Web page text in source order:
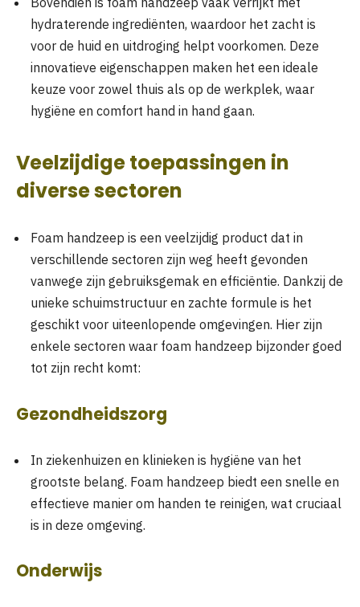
hydraterende ingrediënten, waardoor het zacht is
voor de huid en uitdroging helpt voorkomen. Deze
innovatieve eigenschappen maken het een ideale
keuze voor zowel thuis als op de werkplek, waar
hygiëne en comfort hand in hand gaan.
Veelzijdige toepassingen in
diverse sectoren
Foam handzeep is een veelzijdig product dat in
verschillende sectoren zijn weg heeft gevonden
vanwege zijn gebruiksgemak en efficiëntie. Dankzij de
unieke schuimstructuur en zachte formule is het
geschikt voor uiteenlopende omgevingen. Hier zijn
enkele sectoren waar foam handzeep bijzonder goed
tot zijn recht komt:
Gezondheidszorg
In ziekenhuizen en klinieken is hygiëne van het
grootste belang. Foam handzeep biedt een snelle en
effectieve manier om handen te reinigen, wat cruciaal
is in deze omgeving.
Onderwijs